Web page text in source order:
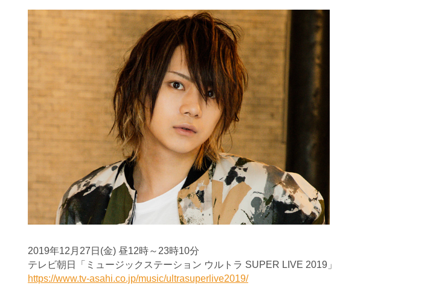
2019年12月27日(金) 昼12時～23時10分
テレビ朝日「ミュージックステーション ウルトラ SUPER LIVE 2019」
https://www.tv-asahi.co.jp/music/ultrasuperlive2019/